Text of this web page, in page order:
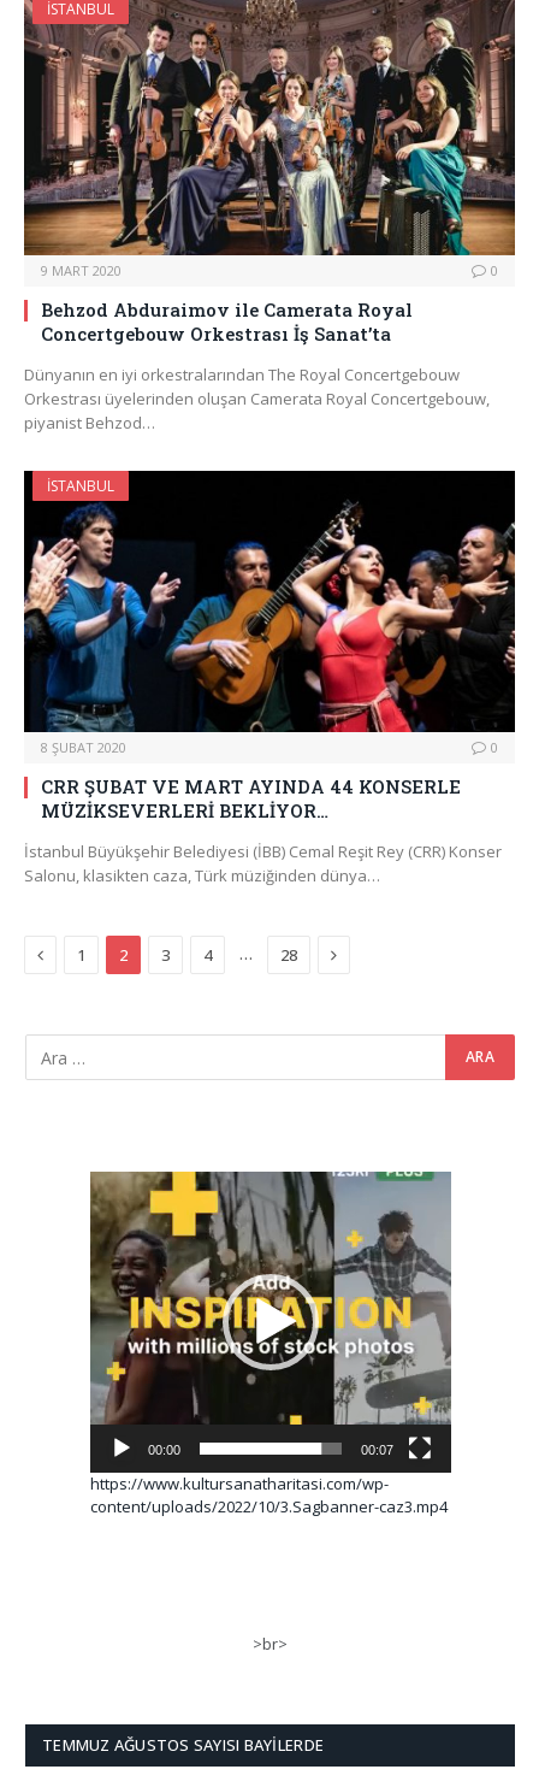
İSTANBUL
9 MART 2020 0
Behzod Abduraimov ile Camerata Royal
Concertgebouw Orkestrası İş Sanat’ta
Dünyanın en iyi orkestralarından The Royal Concertgebouw
Orkestrası üyelerinden oluşan Camerata Royal Concertgebouw,
piyanist Behzod…
İSTANBUL
8 ŞUBAT 2020 0
CRR ŞUBAT VE MART AYINDA 44 KONSERLE
MÜZİKSEVERLERİ BEKLİYOR…
İstanbul Büyükşehir Belediyesi (İBB) Cemal Reşit Rey (CRR) Konser
Salonu, klasikten caza, Türk müziğinden dünya…
Previous
1 2 3 4 … 28 Next
Video
oynatıcı
00:00 00:07
https://www.kultursanatharitasi.com/wp-
content/uploads/2022/10/3.Sagbanner-caz3.mp4
>br>
TEMMUZ AĞUSTOS SAYISI BAYILERDE